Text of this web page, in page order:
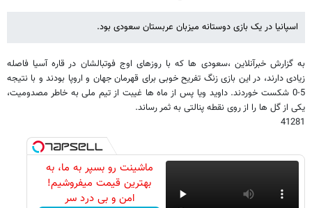
اسپانیا در یک بازی دوستانه میزبان عربستان سعودی بود.
به گزارش خبرآنلاین ،سعودی ها که با روزهای اوج فوتبالشان در قاره آسیا فاصله
زیادی دارند، در این بازی زنگ تفریح خوبی برای قهرمان جهان و اروپا بودند و با نتیجه
5-0 شکست خوردند. داوید ویا پس از ماه ها غیبت از تیم ملی به خاطر مصدومیت،
یکی از گل ها را از روی نقطه پنالتی به ثمر رساند.
41281
ماشینت رو بسپر به ما، به
بهترین قیمت میفروشیم!
امن و بی درد سر